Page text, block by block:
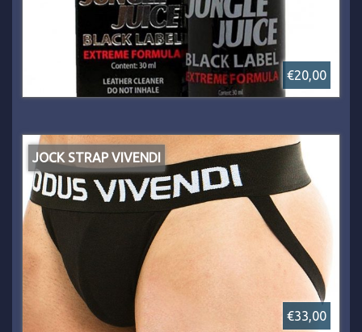
€20,00
JOCK STRAP VIVENDI
€33,00